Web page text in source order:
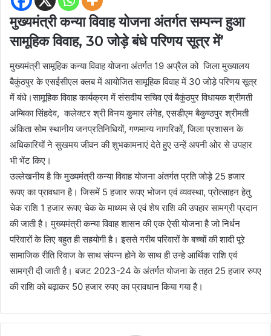
मुख्यमंत्री कन्या विवाह योजना अंतर्गत सम्पन्न हुआ
सामूहिक विवाह, 30 जोड़े बंधे परिणय सूत्र में’
मुख्यमंत्री सामूहिक कन्या विवाह योजना अंतर्गत 19 अप्रैल को जिला मुख्यालय
बैकुंठपुर के एसईसीएल क्लब में आयोजित सामूहिक विवाह में 30 जोड़े परिणय सूत्र
में बंधे।सामूहिक विवाह कार्यक्रम में संसदीय सचिव एवं बैकुंठपुर विधायक श्रीमती
अम्बिका सिंहदेव, कलेक्टर श्री विनय कुमार लंगेह, एसडीएम बैकुण्ठपुर श्रीमती
अंकिता सोम स्थानीय जनप्रतिनिधियों, गणमान्य नागरिकों, जिला प्रशासन के
अधिकारियों ने सुखमय जीवन की शुभकामनाएं देते हुए उन्हें अपनी ओर से उपहार
भी भेंट किए।
उल्लेखनीय है कि मुख्यमंत्री कन्या विवाह योजना अंतर्गत प्रति जोड़े 25 हजार
रूपए का प्रावधान है। जिसमें 5 हजार रूपए भोजन एवं व्यवस्था, प्रोत्साहन हेतु
चेक राशि 1 हजार रूपए चेक के माध्यम से एवं शेष राशि की उपहार सामग्री प्रदान
की जाती है। मुख्यमंत्री कन्या विवाह शासन की एक ऐसी योजना है जो निर्धन
परिवारों के लिए बहुत ही सहयोगी है। इससे गरीब परिवारों के बच्चों की शादी पूरे
सामाजिक रीति रिवाज के साथ संपन्न होने के साथ ही उन्हे आर्थिक राशि एवं
सामग्री दी जाती है। बजट 2023-24 के अंतर्गत योजना के तहत 25 हजार रुपए
की राशि को बढ़ाकर 50 हजार रुपए का प्रावधान किया गया है।